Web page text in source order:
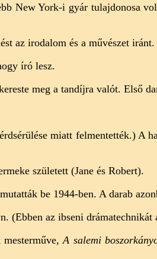
New York-i gyár tulajdonosa
az irodalom és a művészet iránt.
író lesz.
meg a tandíjra valót. Első
miatt felmentették.) A
született (Jane és Robert).
be 1944-ben. A darab
(Ebben az ibseni drámatechnikát
mesterműve,A salemi